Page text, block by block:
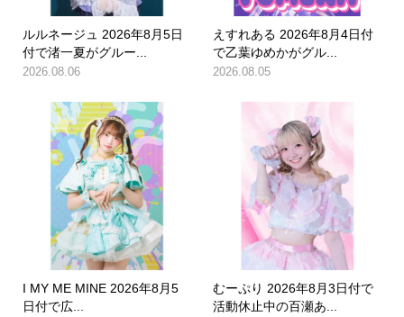
ルルネージュ 2026年8月5日
付で渚一夏がグルー...
2026.08.06
えすれある 2026年8月4日付
で乙葉ゆめかがグル...
2026.08.05
I MY ME MINE 2026年8月5
日付で広...
むーぷり 2026年8月3日付で
活動休止中の百瀬あ...